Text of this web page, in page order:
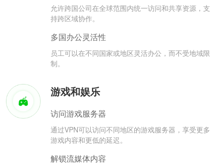
允许跨国公司在全球范围内统一访问和共享资源，支
持跨区域协作。
多国办公灵活性
员工可以在不同国家或地区灵活办公，而不受地域限
制。
游戏和娱乐
访问游戏服务器
通过VPN可以访问不同地区的游戏服务器，享受更多
游戏内容和更低的延迟。
解锁流媒体内容